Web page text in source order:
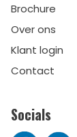
Brochure
Over ons
Klant login
Contact
Socials